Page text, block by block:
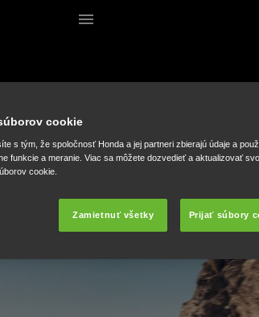
cookie
s tým, že spoločnosť Honda a jej partneri zbierajú údaje a
funkcie a meranie. Viac sa môžete dozvedieť a aktualizovať
cookie.
Zamietnuť všetky Prijať súbory